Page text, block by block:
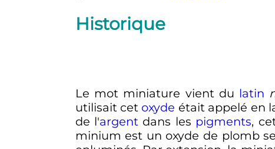
Historique
Le mot miniature vient du latin
utilisait cet oxyde était appelé en
de l'argent dans les pigments,
minium est un oxyde de plomb